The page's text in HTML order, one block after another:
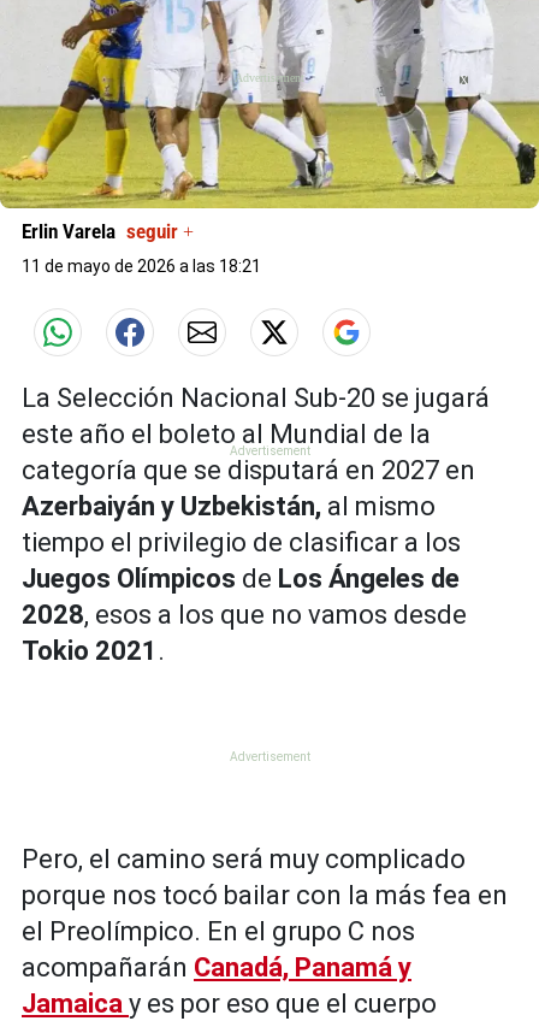
X
X
Erlin Varela seguir +
11 de mayo de 2026 a las 18:21
La Selección Nacional Sub-20 se jugará
este año el boleto al Mundial de la
categoría que se disputará en 2027 en
Azerbaiyán y Uzbekistán, al mismo
tiempo el privilegio de clasificar a los
Juegos Olímpicos de Los Ángeles de
2028, esos a los que no vamos desde
Tokio 2021 .
Pero, el camino será muy complicado
porque nos tocó bailar con la más fea en
el Preolímpico. En el grupo C nos
acompañarán Canadá, Panamá y
Jamaica y es por eso que el cuerpo